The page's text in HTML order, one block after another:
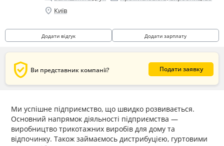
location_on Київ
Додати відгук Додати зарплату
verified_user Ви представник компанії? Подати заявку
Ми успішне підприємство, що швидко розвивається.
Основний напрямок діяльності підприємства —
виробництво трикотажних виробів для дому та
відпочинку. Також займаємось дистрибуцією, гуртовими